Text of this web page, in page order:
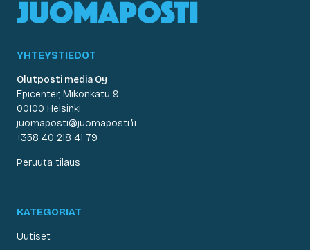
YHTEYSTIEDOT
Olutposti media Oy
Epicenter, Mikonkatu 9
00100 Helsinki
juomaposti@juomaposti.fi
+358 40 218 41 79
Peruuta tilaus
KATEGORIAT
Uutiset